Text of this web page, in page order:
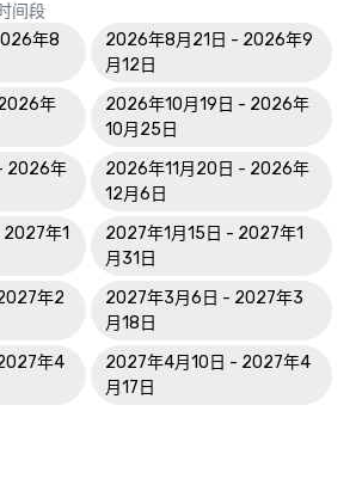
间段
年8
2026年8月21日 - 2026年9
月12日
年
2026年10月19日 - 2026年
10月25日
2026年
2026年11月20日 - 2026年
12月6日
年1
2027年1月15日 - 2027年1
月31日
年2
2027年3月6日 - 2027年3
月18日
年4
2027年4月10日 - 2027年4
月17日